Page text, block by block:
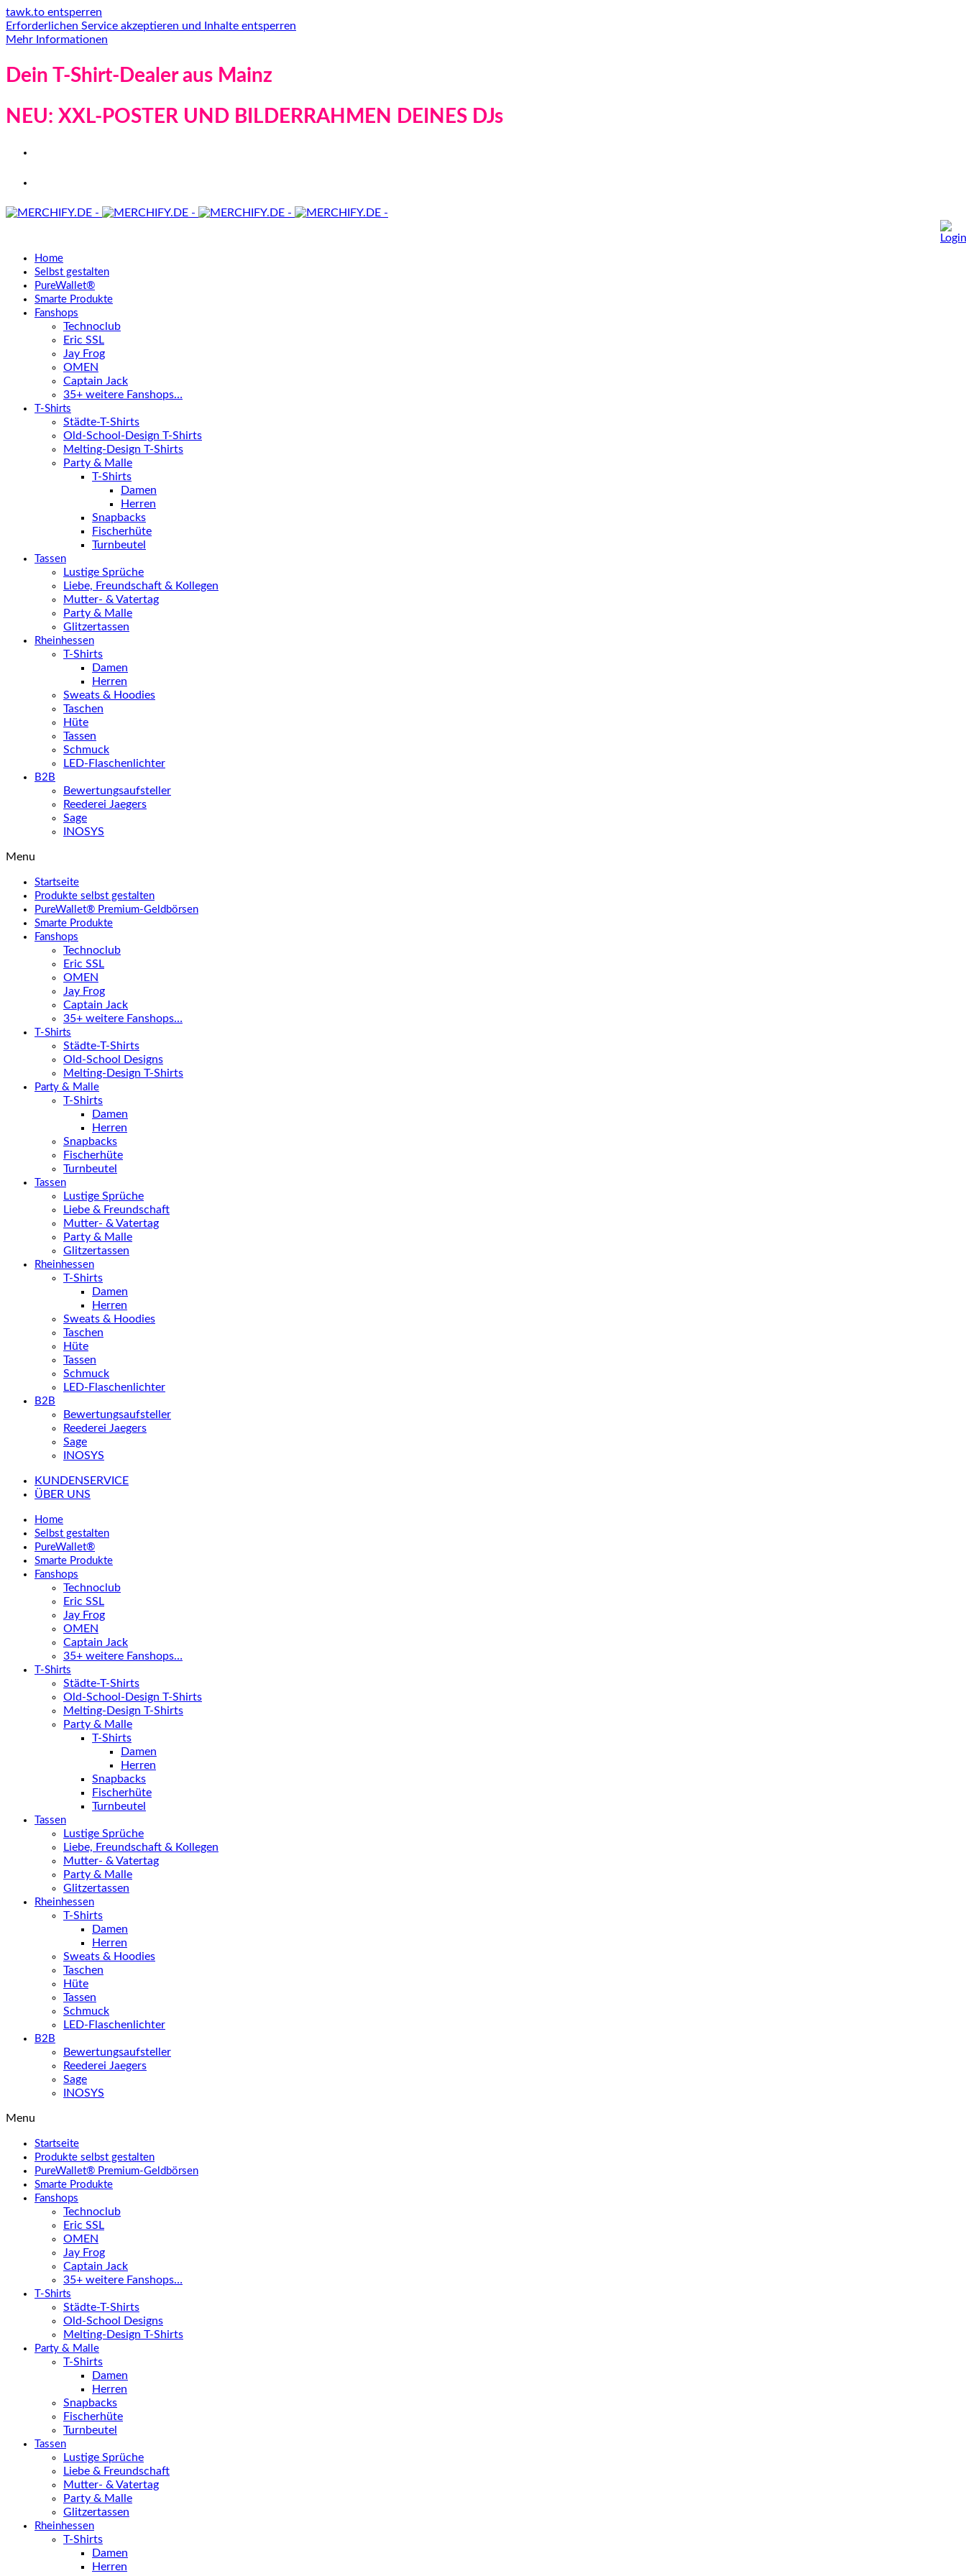
tawk.to entsperren
Erforderlichen Service akzeptieren und Inhalte entsperren
Mehr Informationen
Dein T-Shirt-Dealer aus Mainz
NEU: XXL-POSTER UND BILDERRAHMEN DEINES DJs
Home
Selbst gestalten
PureWallet®
Smarte Produkte
Fanshops
Technoclub
Eric SSL
Jay Frog
OMEN
Captain Jack
35+ weitere Fanshops…
T-Shirts
Städte-T-Shirts
Old-School-Design T-Shirts
Melting-Design T-Shirts
Party & Malle
T-Shirts
Damen
Herren
Snapbacks
Fischerhüte
Turnbeutel
Tassen
Lustige Sprüche
Liebe, Freundschaft & Kollegen
Mutter- & Vatertag
Party & Malle
Glitzertassen
Rheinhessen
T-Shirts
Damen
Herren
Sweats & Hoodies
Taschen
Hüte
Tassen
Schmuck
LED-Flaschenlichter
B2B
Bewertungsaufsteller
Reederei Jaegers
Sage
INOSYS
Menu
Startseite
Produkte selbst gestalten
PureWallet® Premium-Geldbörsen
Smarte Produkte
Fanshops
Technoclub
Eric SSL
OMEN
Jay Frog
Captain Jack
35+ weitere Fanshops…
T-Shirts
Städte-T-Shirts
Old-School Designs
Melting-Design T-Shirts
Party & Malle
T-Shirts
Damen
Herren
Snapbacks
Fischerhüte
Turnbeutel
Tassen
Lustige Sprüche
Liebe & Freundschaft
Mutter- & Vatertag
Party & Malle
Glitzertassen
Rheinhessen
T-Shirts
Damen
Herren
Sweats & Hoodies
Taschen
Hüte
Tassen
Schmuck
LED-Flaschenlichter
B2B
Bewertungsaufsteller
Reederei Jaegers
Sage
INOSYS
KUNDENSERVICE
ÜBER UNS
Home
Selbst gestalten
PureWallet®
Smarte Produkte
Fanshops
Technoclub
Eric SSL
Jay Frog
OMEN
Captain Jack
35+ weitere Fanshops…
T-Shirts
Städte-T-Shirts
Old-School-Design T-Shirts
Melting-Design T-Shirts
Party & Malle
T-Shirts
Damen
Herren
Snapbacks
Fischerhüte
Turnbeutel
Tassen
Lustige Sprüche
Liebe, Freundschaft & Kollegen
Mutter- & Vatertag
Party & Malle
Glitzertassen
Rheinhessen
T-Shirts
Damen
Herren
Sweats & Hoodies
Taschen
Hüte
Tassen
Schmuck
LED-Flaschenlichter
B2B
Bewertungsaufsteller
Reederei Jaegers
Sage
INOSYS
Menu
Startseite
Produkte selbst gestalten
PureWallet® Premium-Geldbörsen
Smarte Produkte
Fanshops
Technoclub
Eric SSL
OMEN
Jay Frog
Captain Jack
35+ weitere Fanshops…
T-Shirts
Städte-T-Shirts
Old-School Designs
Melting-Design T-Shirts
Party & Malle
T-Shirts
Damen
Herren
Snapbacks
Fischerhüte
Turnbeutel
Tassen
Lustige Sprüche
Liebe & Freundschaft
Mutter- & Vatertag
Party & Malle
Glitzertassen
Rheinhessen
T-Shirts
Damen
Herren